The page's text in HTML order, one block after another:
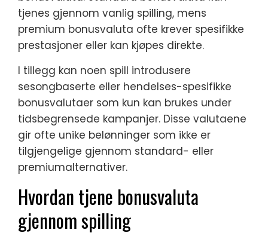
tjenes gjennom vanlig spilling, mens
premium bonusvaluta ofte krever spesifikke
prestasjoner eller kan kjøpes direkte.
I tillegg kan noen spill introdusere
sesongbaserte eller hendelses-spesifikke
bonusvalutaer som kun kan brukes under
tidsbegrensede kampanjer. Disse valutaene
gir ofte unike belønninger som ikke er
tilgjengelige gjennom standard- eller
premiumalternativer.
Hvordan tjene bonusvaluta
gjennom spilling